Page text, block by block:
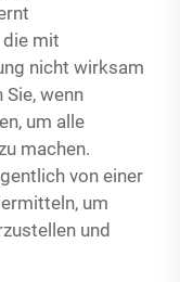
die mit
nicht wirksam
wenn
um alle
machen.
von einer
um
und